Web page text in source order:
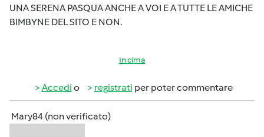
UNA SERENA PASQUA ANCHE A VOI E A TUTTE LE AMICHE
BIMBYNE DEL SITO E NON.
In cima
Accedi o registrati per poter commentare
Mary84 (non verificato)